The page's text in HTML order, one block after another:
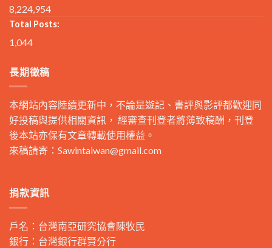
8,224,954
Total Posts:
1,044
長期徵稿
本網站內容陸續更新中，不論是遊記、書評與影評都歡迎同
好投稿與提供相關資訊， 經審查刊登者將薄致稿酬，刊登
後本站亦保有文章轉載使用權益。
來稿請寄： Sawintaiwan@gmail.com
捐款資訊
戶名：台灣南亞研究協會陳牧民
銀行：台灣銀行群賢分行